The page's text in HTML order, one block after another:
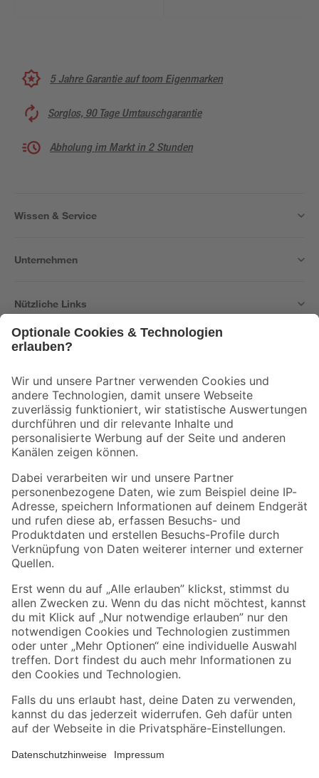
5 Jahre Garantie auf toom Eigenmarken
Sorglos, 90 Tage Umtauschgarantie
Abholung im Markt in 2 Stunden
Wissen & Service
Unternehmen
Nützliche Links
Der toom Newsletter: Keine Angebote und Aktionen mehr verpassen!
Zur Newsletter Anmeldung
Folge uns
Zahlungsarten Versandarten
Sicher einkaufen
Jetzt die toom-App herunterladen
Alle Preisangaben in EUR inkl. gesetzl. MwSt.. Die dargestellten Angebote sind unter
Umständen nicht in allen Märkten verfügbar. Die angegebenen Verfügbarkeiten beziehen
Produkte nur solange der Vorrat reicht.
*Paketversand ab 59 € versandkostenfrei, gilt nicht für Artikel mit Speditionsversand, hier